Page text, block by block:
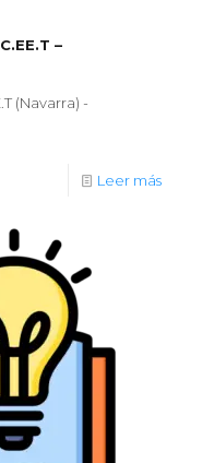
–
(Navarra) -
Leer más